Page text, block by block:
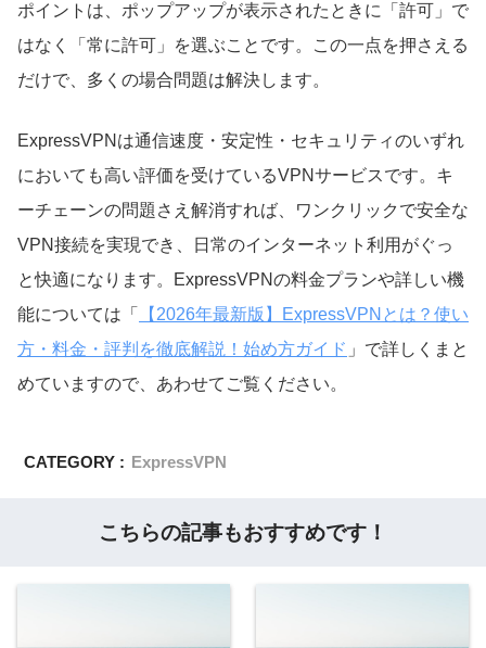
ポイントは、ポップアップが表示されたときに「許可」で
はなく「常に許可」を選ぶことです。この一点を押さえる
だけで、多くの場合問題は解決します。
ExpressVPNは通信速度・安定性・セキュリティのいずれ
においても高い評価を受けているVPNサービスです。キ
ーチェーンの問題さえ解消すれば、ワンクリックで安全な
VPN接続を実現でき、日常のインターネット利用がぐっ
と快適になります。ExpressVPNの料金プランや詳しい機
能については「
【2026年最新版】ExpressVPNとは？使い
方・料金・評判を徹底解説！始め方ガイド 」で詳しくまと
めていますので、あわせてご覧ください。
CATEGORY : ExpressVPN
こちらの記事もおすすめです！